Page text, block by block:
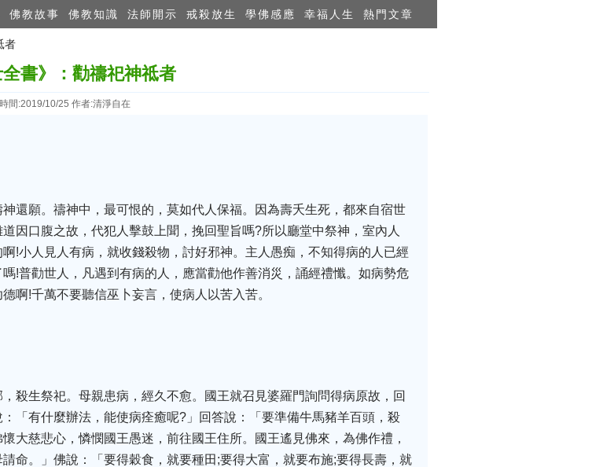
佛教故事 佛教知識 法師開示 戒殺放生 學佛感應 幸福人生 熱門文章
者
全書》：勸禱祀神祗者
時間:2019/10/25 作者:清淨自在
還願。禱神中，最可恨的，莫如代人保福。因為壽夭生死，都來自宿世
因口腹之故，代犯人擊鼓上聞，挽回聖旨嗎?所以廳堂中祭神，室內人
!小人見人有病，就收錢殺物，討好邪神。主人愚痴，不知得病的人已經
!普勸世人，凡遇到有病的人，應當勸他作善消災，誦經禮懺。如病勢危
啊!千萬不要聽信巫卜妄言，使病人以苦入苦。
殺生祭祀。母親患病，經久不愈。國王就召見婆羅門詢問得病原故，回
「有什麼辦法，能使病痊癒呢?」回答說：「要準備牛馬豬羊百頭，殺
大慈悲心，憐憫國王愚迷，前往國王住所。國王遙見佛來，為佛作禮，
命。」佛說：「要得穀食，就要種田;要得大富，就要布施;要得長壽，就